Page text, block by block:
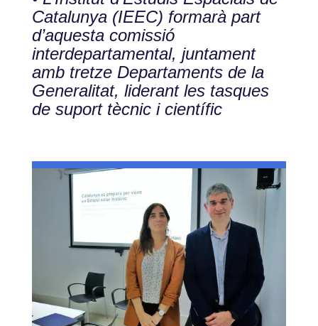
Catalunya (IEEC) formarà part
d’aquesta comissió
interdepartamental, juntament
amb tretze Departaments de la
Generalitat, liderant les tasques
de suport tècnic i científic